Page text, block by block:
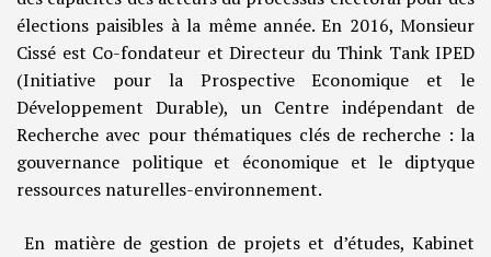
élections paisibles à la même année. En 2016, Monsieur
Cissé est Co-fondateur et Directeur du Think Tank IPED
(Initiative pour la Prospective Economique et le
Développement Durable), un Centre indépendant de
Recherche avec pour thématiques clés de recherche : la
gouvernance politique et économique et le diptyque
ressources naturelles-environnement.
En matière de gestion de projets et d’études, Kabinet